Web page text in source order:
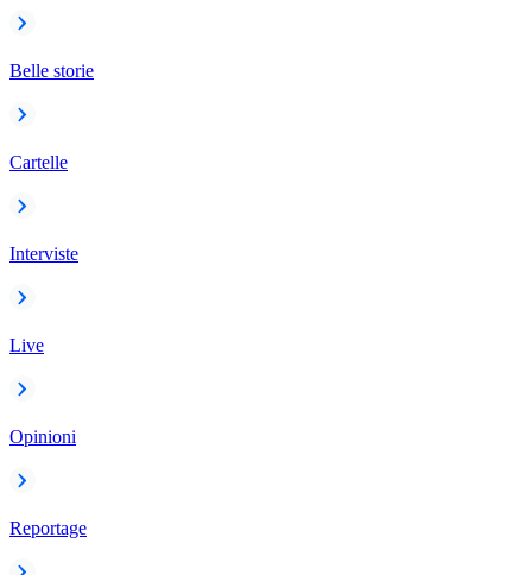
Belle storie
Cartelle
Interviste
Live
Opinioni
Reportage